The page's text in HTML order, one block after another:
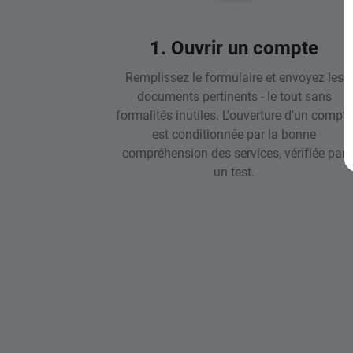
1. Ouvrir un compte
Remplissez le formulaire et envoyez les
documents pertinents - le tout sans
formalités inutiles. L'ouverture d'un compte
est conditionnée par la bonne
compréhension des services, vérifiée par
un test.